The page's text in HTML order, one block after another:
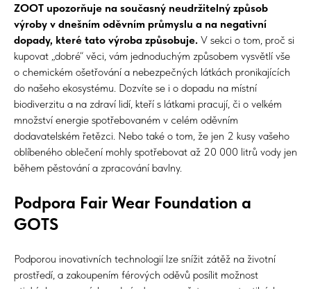
ZOOT upozorňuje na současný neudržitelný způsob
výroby v dnešním oděvním průmyslu a na negativní
dopady, které tato výroba způsobuje. V sekci o tom, proč si
kupovat „dobré“ věci, vám jednoduchým způsobem vysvětlí vše
o chemickém ošetřování a nebezpečných látkách pronikajících
do našeho ekosystému. Dozvíte se i o dopadu na místní
biodiverzitu a na zdraví lidí, kteří s látkami pracují, či o velkém
množství energie spotřebovaném v celém oděvním
dodavatelském řetězci. Nebo také o tom, že jen 2 kusy vašeho
oblíbeného oblečení mohly spotřebovat až 20 000 litrů vody jen
během pěstování a zpracování bavlny.
Podpora Fair Wear Foundation a
GOTS
Podporou inovativních technologií lze snížit zátěž na životní
prostředí, a zakoupením férových oděvů posílit možnost